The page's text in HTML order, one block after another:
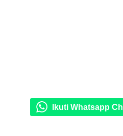
Ikuti Whatsapp